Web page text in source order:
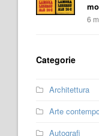
6
Categorie
Architettura
Arte
Autografi